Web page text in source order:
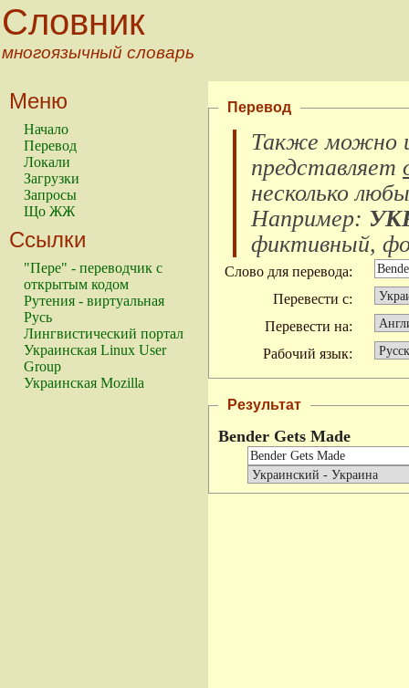
Словник
многоязычный словарь
Меню
Начало
Перевод
Локали
Загрузки
Запросы
Що ЖЖ
Ссылки
"Пере" - переводчик с
открытым кодом
Рутения - виртуальная
Русь
Лингвистический портал
Украинская Linux User
Group
Украинская Mozilla
Перевод
Также можно
представляет
несколько
Например:
фиктивный,
Слово для перевода:
Перевести с:
Перевести на:
Рабочий язык:
Результат
Bender Gets Made